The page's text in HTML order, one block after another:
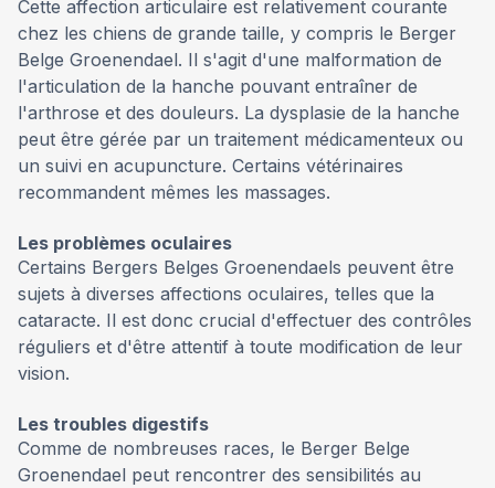
Cette affection articulaire est relativement courante
chez les chiens de grande taille, y compris le Berger
Belge Groenendael. Il s'agit d'une malformation de
l'articulation de la hanche pouvant entraîner de
l'arthrose et des douleurs. La dysplasie de la hanche
peut être gérée par un traitement médicamenteux ou
un suivi en acupuncture. Certains vétérinaires
recommandent mêmes les massages.
Les problèmes oculaires
Certains Bergers Belges Groenendaels peuvent être
sujets à diverses affections oculaires, telles que la
cataracte. Il est donc crucial d'effectuer des contrôles
réguliers et d'être attentif à toute modification de leur
vision.
Les troubles digestifs
Comme de nombreuses races, le Berger Belge
Groenendael peut rencontrer des sensibilités au